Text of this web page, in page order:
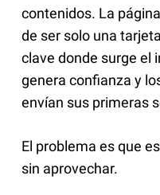
contenidos. La
de ser solo una
clave donde surge el
genera confianza y
envían sus primeras
El problema es que
sin aprovechar.